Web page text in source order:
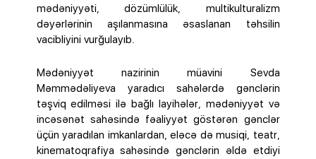
mədəniyyəti, dözümlülük, multikulturalizm
dəyərlərinin aşılanmasına əsaslanan təhsilin
vacibliyini vurğulayıb.
Mədəniyyət nazirinin müavini Sevda
Məmmədəliyeva yaradıcı sahələrdə gənclərin
təşviq edilməsi ilə bağlı layihələr, mədəniyyət və
incəsənət sahəsində fəaliyyət göstərən gənclər
üçün yaradılan imkanlardan, eləcə də musiqi, teatr,
kinematoqrafiya sahəsində gənclərin əldə etdiyi